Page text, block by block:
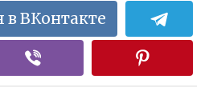
в ВКонтакте